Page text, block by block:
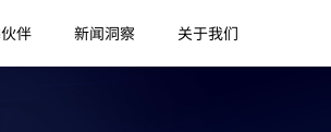
伴 新闻洞察 关于我们